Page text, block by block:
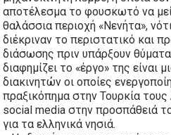
αποτέλεσμα το φουσκωτό να
θαλάσσια περιοχή «Νενήτα»,
διέκριναν το περιστατικό και
διάσωσης πριν υπάρξουν
διαφημίζει το «έργο» της είναι
διακινητών οι οποίες
πραξικόπημα στην Τουρκία
social media στην προσπάθειά
για τα ελληνικά νησιά.